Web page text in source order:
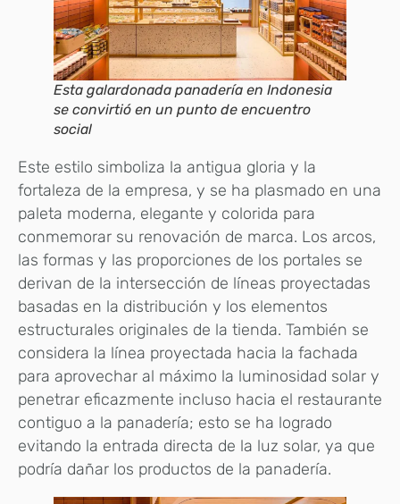
Esta galardonada panadería en Indonesia
se convirtió en un punto de encuentro
social
Este estilo simboliza la antigua gloria y la
fortaleza de la empresa, y se ha plasmado en una
paleta moderna, elegante y colorida para
conmemorar su renovación de marca. Los arcos,
las formas y las proporciones de los portales se
derivan de la intersección de líneas proyectadas
basadas en la distribución y los elementos
estructurales originales de la tienda. También se
considera la línea proyectada hacia la fachada
para aprovechar al máximo la luminosidad solar y
penetrar eficazmente incluso hacia el restaurante
contiguo a la panadería; esto se ha logrado
evitando la entrada directa de la luz solar, ya que
podría dañar los productos de la panadería.